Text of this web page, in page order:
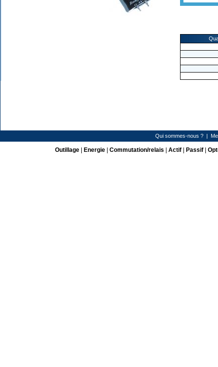
Qui sommes-nous ? |
Outillage| Energie| Commutation/relais Actif| Passif|